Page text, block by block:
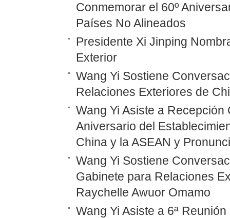
Conmemorar el 60º
Países No Alineados
Presidente Xi Jinping
Exterior
Wang Yi Sostiene
Relaciones Exteriores de
Wang Yi Asiste a Recepción
Aniversario del
China y la ASEAN y
Wang Yi Sostiene
Gabinete para Relaciones
Raychelle Awuor Omamo
Wang Yi Asiste a 6ª